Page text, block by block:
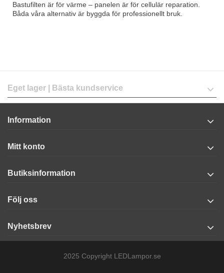
Bastufilten är för värme – panelen är för cellulär reparation.
Båda våra alternativ är byggda för professionellt bruk.
Eget lager | Bästa kundservice
Information
Mitt konto
Butiksinformation
Följ oss
Nyhetsbrev
2025 Copyright LEDLampor.se